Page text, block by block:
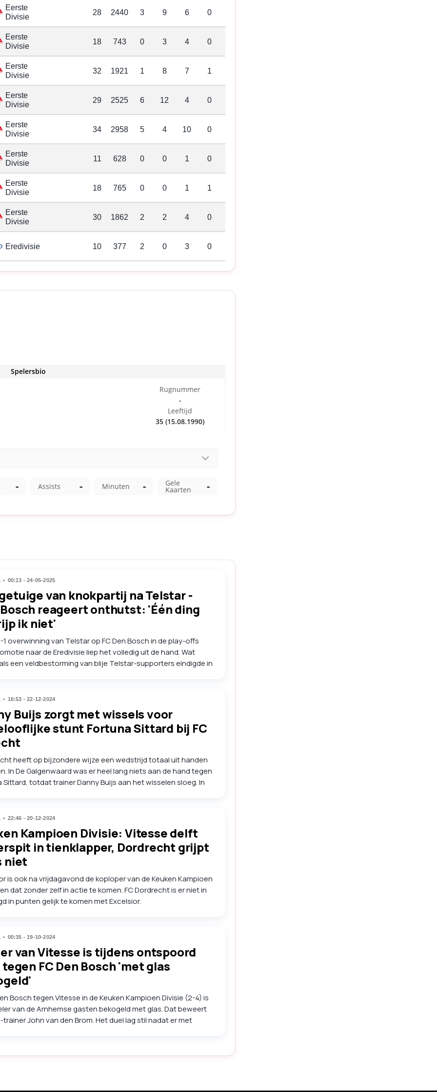
Eerste
Divisie
28 2440 3 9 6 0
Eerste
Divisie
18 743 0 3 4 0
Eerste
Divisie
32 1921 1 8 7 1
Eerste
Divisie
29 2525 6 12 4 0
Eerste
Divisie
34 2958 5 4 10 0
Eerste
Divisie
11 628 0 0 1 0
Eerste
Divisie
18 765 0 0 1 1
Eerste
Divisie
30 1862 2 2 4 0
Eredivisie 10 377 2 0 3 0
00:13 - 24-05-2025
van knokpartij na Telstar -
reageert onthutst: 'Één ding
ik niet'
1 overwinning van Telstar op FC Den Bosch in de play-offs
naar de Eredivisie liep het volledig uit de hand. Wat
een veldbestorming van blije Telstar-supporters eindigde in
van."
16:53 - 22-12-2024
Buijs zorgt met wissels voor
stunt Fortuna Sittard bij FC
heeft op bijzondere wijze een wedstrijd totaal uit handen
In De Galgenwaard was er heel lang niets aan de hand tegen
Sittard, totdat trainer Danny Buijs aan het wisselen sloeg. In
22:46 - 20-12-2024
Kampioen Divisie: Vitesse delft
in tienklapper, Dordrecht grijpt
niet
is ook na vrijdagavond de koploper van de Keuken Kampioen
dat zonder zelf in actie te komen. FC Dordrecht is er niet in
in punten gelijk te komen met Excelsior.
00:35 - 19-10-2024
van Vitesse is tijdens ontspoord
FC Den Bosch 'met glas
Bosch tegen Vitesse in de Keuken Kampioen Divisie (2-4) is
van de Arnhemse gasten bekogeld met glas. Dat beweert
trainer John van den Brom. Het duel lag stil nadat er met